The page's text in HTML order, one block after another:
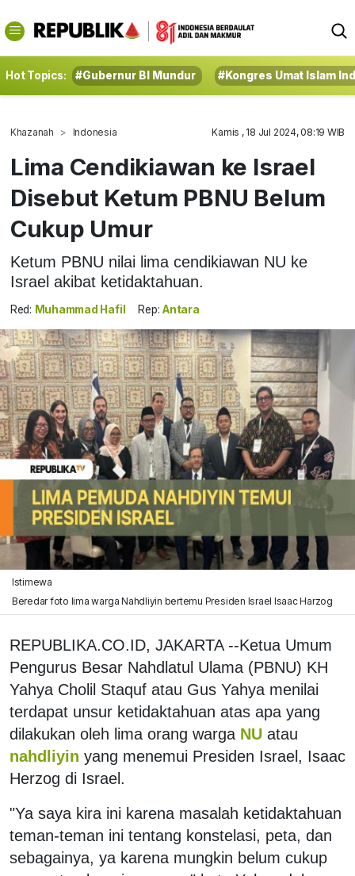
Hot Topics: #Gubernur BI Mundur #Kongres Umat Islam
Khazanah Indonesia Kamis , 18 Jul 2024, 08:19 WIB
Lima Cendikiawan ke Israel
Disebut Ketum PBNU Belum
Cukup Umur
Ketum PBNU nilai lima cendikiawan NU ke
Israel akibat ketidaktahuan.
Red: Muhammad Hafil Rep: Antara
Istimewa
Beredar foto lima warga Nahdliyin bertemu Presiden Israel Isaac Harzog
REPUBLIKA.CO.ID, JAKARTA --Ketua Umum
Pengurus Besar Nahdlatul Ulama (PBNU) KH
Yahya Cholil Staquf atau Gus Yahya menilai
terdapat unsur ketidaktahuan atas apa yang
dilakukan oleh lima orang warga NU atau
nahdliyin yang menemui Presiden Israel, Isaac
Herzog di Israel.
"Ya saya kira ini karena masalah ketidaktahuan
teman-teman ini tentang konstelasi, peta, dan
sebagainya, ya karena mungkin belum cukup